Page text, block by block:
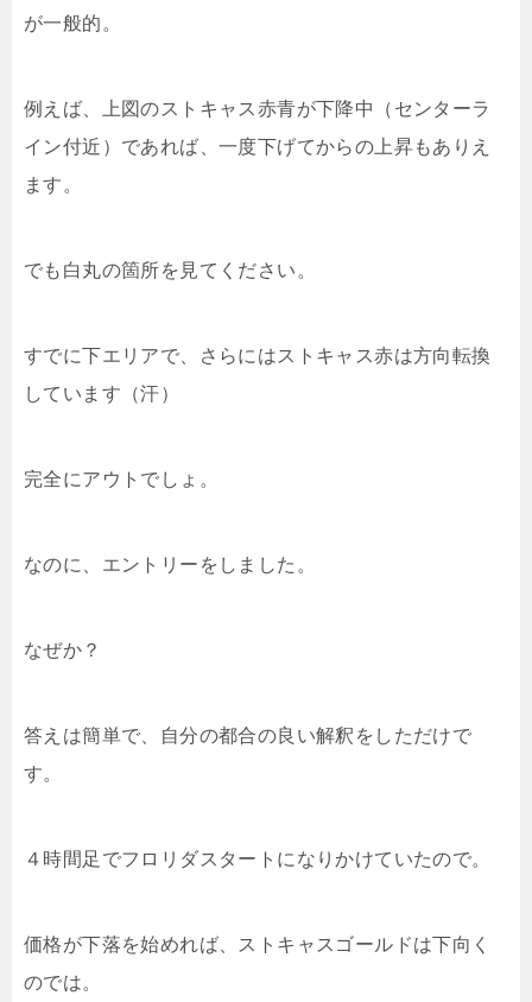
が一般的。
例えば、上図のストキャス赤青が下降中（センターラ
イン付近）であれば、一度下げてからの上昇もありえ
ます。
でも白丸の箇所を見てください。
すでに下エリアで、さらにはストキャス赤は方向転換
しています（汗）
完全にアウトでしょ。
なのに、エントリーをしました。
なぜか？
答えは簡単で、自分の都合の良い解釈をしただけで
す。
４時間足でフロリダスタートになりかけていたので。
価格が下落を始めれば、ストキャスゴールドは下向く
のでは。